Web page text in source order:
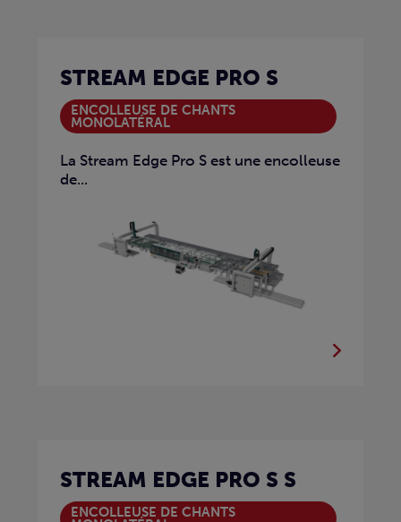
STREAM EDGE PRO S
ENCOLLEUSE DE CHANTS
MONOLATÉRAL
La Stream Edge Pro S est une encolleuse
de...
STREAM EDGE PRO S S
ENCOLLEUSE DE CHANTS